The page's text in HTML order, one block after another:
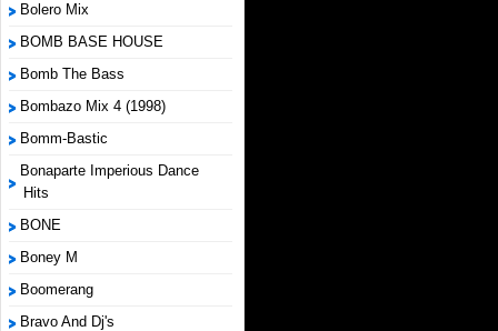
Bolero Mix
BOMB BASE HOUSE
Bomb The Bass
Bombazo Mix 4 (1998)
Bomm-Bastic
Bonaparte Imperious Dance
Hits
BONE
Boney M
Boomerang
Bravo And Dj's